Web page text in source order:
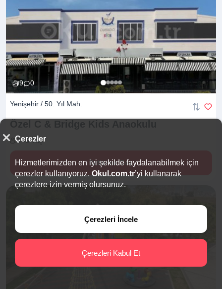
9 0
Yenişehir / 50. Yıl Mah.
3 -6 Yaş
İletişime Geç
Çerezler
Hizmetlerimizden en iyi şekilde faydalanabilmek için
çerezler kullanıyoruz. Okul.com.tr’yi kullanarak
çerezlere izin vermiş olursunuz.
Çerezleri İncele
Çerezleri Kabul Et